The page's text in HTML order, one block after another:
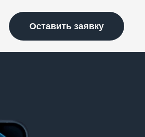
Оставить заявку